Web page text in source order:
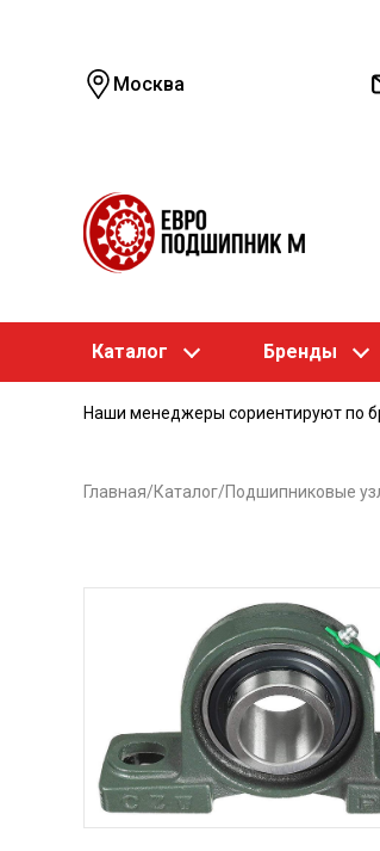
Москва
Каталог Бренды
Наши менеджеры сориентируют по
Главная/Каталог/Подшипниковые